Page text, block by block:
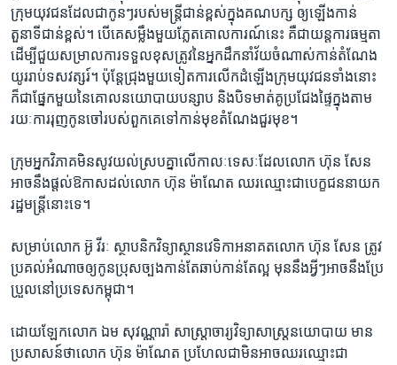
ក្រុម​យុវជន​ដែល​ជា​កូនៗ​របស់​មន្ត្រី​ជាន់​ខ្ពស់​ក្នុង​គណបក្ស​ ឲ្យ​ឡើង​កាន់​
តួនាទី​ជាន់​ខ្ពស់។ ​បើ​គេ​សម្លឹង​មួយ​ភ្លែត​គោល​ការណ៍​នេះ ​គឺ​ជា​យន្តការ​ធម្មតា​
ដើម្បី​ជួយ​សម្រាល​ការ​ទទួល​ខុស​ត្រូវ​នៃ​អ្នក​ដឹក​នាំ​វ័យ​ចំណាស់​កាន់​តំណែង​
យូរ​រាប់​ទសវត្សរ៍។ ​ប៉ុន្តែ​ជ្រុង​មួយ​ទៀតការ​លើក​ដំឡើង​ក្រុម​យុវជន​ទាំង​នោះ​
ក៏​ជា​ផ្នែក​មួយ​នៃ​គោលនយោបាយ​បន្សាប ​និង​បិទ​មាត់​គូ​ប្រជែង​ផ្ទៃ​ក្នុង​តាម​
រយៈ​ការ​រុញ​កូន​ចៅ​របស់​ពួក​គេ​ទៅ​កាន់​មុខ​តំណែង​ជួរ​មុខ។​
ក្រុម​អ្នកវិភាគ​មិន​សូវ​យល់​ស្រប​គ្នា​លើ​កាលៈ​ទេសៈ​ដែល​លោក​ ហ៊ុន សែន​
អាច​នឹង​ផ្តល់​ឱកាស​ដល់​លោក​ ហ៊ុន ម៉ាណែត​ ឈរ​ឈ្មោះ​ជា​បេក្ខជន​នាយក​
រដ្ឋ​មន្ត្រី​នោះ​ទេ។​
សម្រាប់​លោក ​អ៊ូ វីរៈ ​ស្ថាបនិក​វិទ្យាស្ថាន​វេទិកា​អនាគតលោក ​ហ៊ុន សែន​ ត្រូវ​
ប្រគល់​អំណាច​ឲ្យ​កូន​ប្រុស​ច្បង​កាន់​តែ​ឆាប់​កាន់​តែ​ល្អ មុន​នឹង​អ្វីៗ​អាច​នឹង​ប្រែ
ប្រួល​នៅ​ប្រទេស​កម្ពុជា។​
ដោយ​ឡែក​លោក ​ឯម សុវណ្ណារ៉ា ​សាស្ត្រា​ចារ្យ​វិទ្យាសាស្រ្ត​នយោបាយ​ មាន​
ប្រសាសន៍​ថា​លោក​ ហ៊ុន ម៉ាណែត ​ប្រហែល​ជា​មិន​អាច​ឈរ​ឈ្មោះ​ជា​